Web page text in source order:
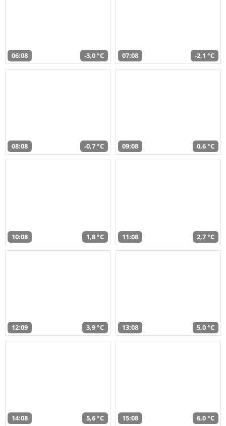
06:08 -3,0 °C 07:08 -2,1 °C
08:08 -0,7 °C 09:08 0,6 °C
10:08 1,8 °C 11:08 2,7 °C
12:09 3,9 °C 13:08 5,0 °C
14:08 5,6 °C 15:08 6,0 °C